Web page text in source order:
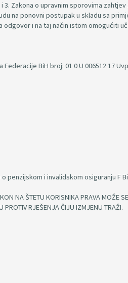
i 3. Zakona o upravnim sporovima
na ponovni postupak u skladu sa
odgovor i na taj način istom omogućiti
BiH broj: 01 0 U 006512 17
o penzijskom i invalidskom osiguranju F
NA ŠTETU KORISNIKA PRAVA MOŽE
PROTIV RJEŠENJA ČIJU IZMJENU TRAŽI.